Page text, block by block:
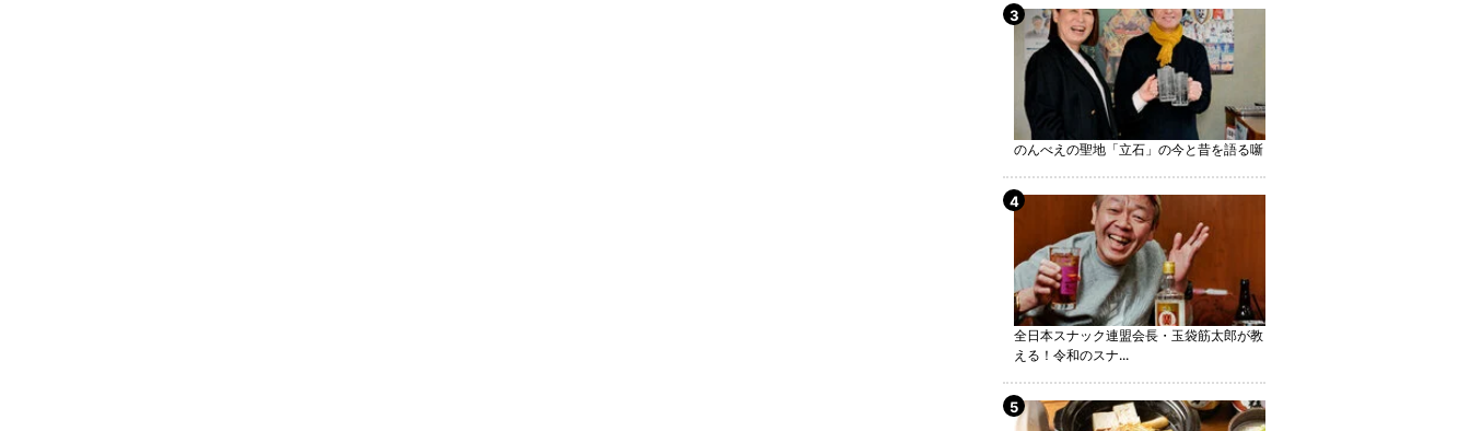
のんべえの聖地「立石」の今と昔を語る噺
全日本スナック連盟会長・玉袋筋太郎が教
える！令和のスナ...